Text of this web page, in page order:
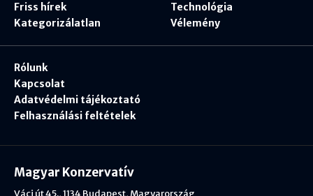
Friss hírek
Kategorizálatlan
Technológia
Vélemény
Rólunk
Kapcsolat
Adatvédelmi tájékoztató
Felhasználási feltételek
Magyar Konzervatív
Váci út 45., 1134 Budapest, Magyarország